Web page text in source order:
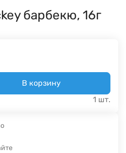
барбекю, 16г
В корзину
1 шт.